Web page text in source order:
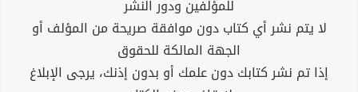
للمؤلفين ودور النشر
لا يتم نشر أي كتاب دون موافقة صريحة من المؤلف أو
الجهة المالكة للحقوق
إذا تم نشر كتابك دون علمك أو بدون إذنك، يرجى الإبلاغ